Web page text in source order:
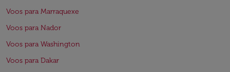
Voos para Marraquexe
Voos para Nador
Voos para Washington
Voos para Dakar